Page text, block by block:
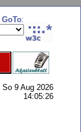
GoTo:
So 9 Aug 2026
14:05:26